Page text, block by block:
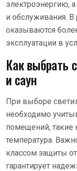
электроэнергию,
и обслуживания. В
оказываются
эксплуатации в
Как выбрать
и саун
При выборе
необходимо
помещений, такие
температура.
классом защиты
гарантирует